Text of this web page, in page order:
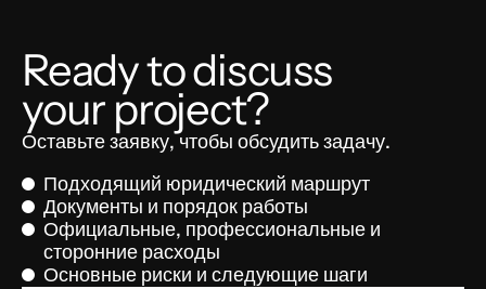
Ready to discuss
your project?
Оставьте заявку, чтобы обсудить задачу.
Подходящий юридический маршрут
Документы и порядок работы
Официальные, профессиональные и
сторонние расходы
Основные риски и следующие шаги